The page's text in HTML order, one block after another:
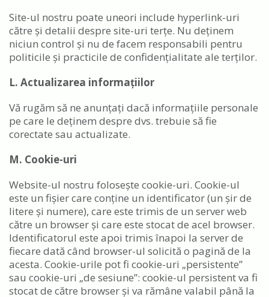
Site-ul nostru poate uneori include hyperlink-uri
către și detalii despre site-uri terțe. Nu deținem
niciun control și nu de facem responsabili pentru
politicile și practicile de confidențialitate ale terților.
L. Actualizarea informațiilor
Vă rugăm să ne anunțați dacă informațiile personale
pe care le deținem despre dvs. trebuie să fie
corectate sau actualizate.
M. Cookie-uri
Website-ul nostru folosește cookie-uri. Cookie-ul
este un fișier care conține un identificator (un șir de
litere și numere), care este trimis de un server web
către un browser și care este stocat de acel browser.
Identificatorul este apoi trimis înapoi la server de
fiecare dată când browser-ul solicită o pagină de la
acesta. Cookie-urile pot fi cookie-uri „persistente”
sau cookie-uri „de sesiune”: cookie-ul persistent va fi
stocat de către browser și va rămâne valabil până la